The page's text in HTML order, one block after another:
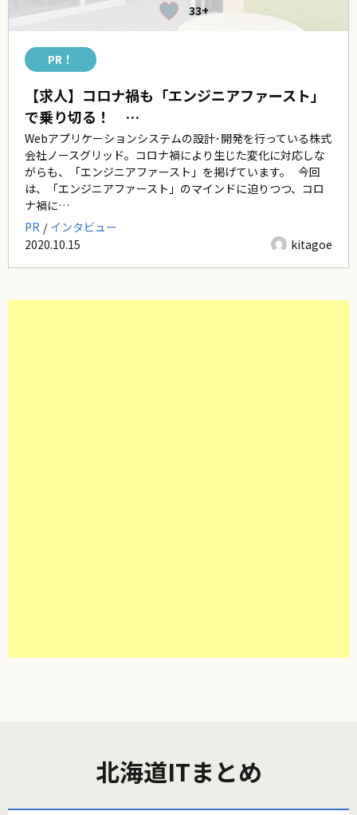
33+
PR！
【求人】コロナ禍も「エンジニアファースト」
で乗り切る！ …
Webアプリケーションシステムの設計･開発を行っている株式
会社ノースグリッド。コロナ禍により生じた変化に対応しな
がらも、「エンジニアファースト」を掲げています。 今回
は、「エンジニアファースト」のマインドに迫りつつ、コロ
ナ禍に…
PR
インタビュー
2020.10.15
kitagoe
北海道ITまとめ